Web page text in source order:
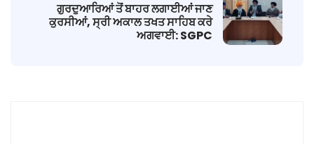
ਗੁਰਦੁਆਰਿਆਂ ਤੋਂ ਬਾਹਰ ਲਗਾਈਆਂ ਜਾਣ
ਕੁਰਸੀਆਂ, ਸ੍ਰੀ ਅਕਾਲ ਤਖਤ ਸਾਹਿਬ ਕਰੇ
ਅਗਵਾਈ: SGPC